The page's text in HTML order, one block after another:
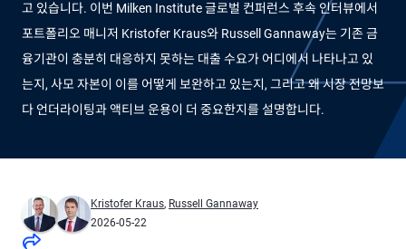
고 있습니다. 이번 Milken Institute 글로벌 컨퍼런스 후속 인터뷰에서
포트폴리오 매니저 Kristofer Kraus와 Russell Gannaway는 기존 금
융기관이 충분히 대응하지 못하는 대출 수요가 어디에서 나타나고 있
는지, 사모 자본이 이를 어떻게 보완하고 있는지, 그리고 왜 시장 전망보
다 언더라이팅과 액티브 운용이 더 중요한지를 설명합니다.
Kristofer Kraus, Russell Gannaway
2026-05-22